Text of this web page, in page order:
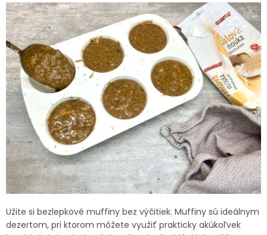
Užite si bezlepkové muffiny bez výčitiek. Muffiny sú ideálnym
dezertom, pri ktorom môžete využiť prakticky akúkoľvek